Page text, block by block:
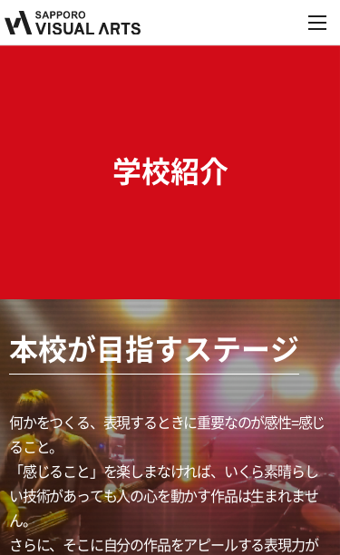
学校行事
職業実践専門課程設置校
アドビ認定専門学校
オートデスク承認教育機関
アクセス
学科・コース
PA&レコーディングエンジニア専攻
PA&照明専攻（舞台制作）
総合音楽専攻
ミュージッククリエイター専攻
ヴォーカル専攻
ギター専攻
ベース専攻
オープンキャンパス
進学相談会
学校説明会・個別相談
内定情報
就職実績
卒業生インタビュー
デビュー実績
就職サポート
デビューサポート
募集要項
募集要項
募集学科・定員
学費・諸費用
出願方法
授業料免除制度
高校生の方へ 保護者の方へ
企業の方へ 高校教員の方へ
資料請求 お問い合わせ
学校紹介
本校が目指すステージ
何かをつくる、表現するときに重要なのが感性=感じ
ること。
「感じること」を楽しまなければ、いくら素晴らし
い技術があっても人の心を動かす作品は生まれませ
ん。
さらに、そこに自分の作品をアピールする表現力が